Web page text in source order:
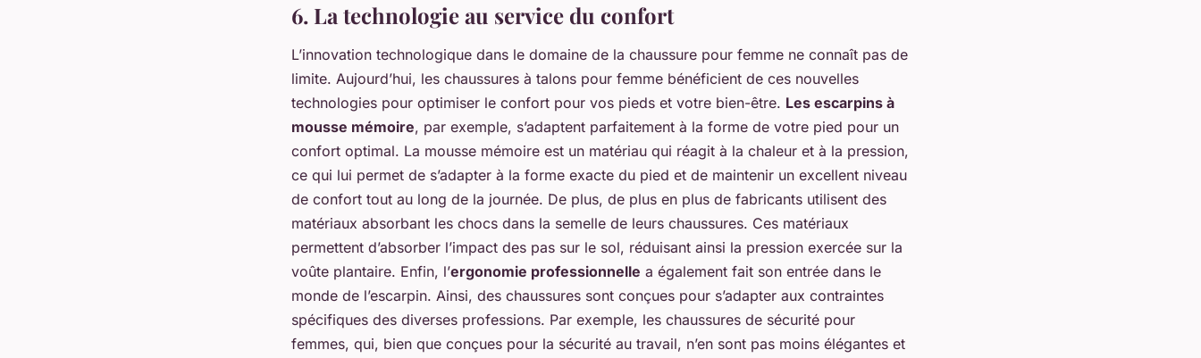
6. La technologie au service du confort
L’innovation technologique dans le domaine de la chaussure pour femme ne connaît pas de
limite. Aujourd’hui, les chaussures à talons pour femme bénéficient de ces nouvelles
technologies pour optimiser le confort pour vos pieds et votre bien-être. Les escarpins à
mousse mémoire, par exemple, s’adaptent parfaitement à la forme de votre pied pour un
confort optimal. La mousse mémoire est un matériau qui réagit à la chaleur et à la pression,
ce qui lui permet de s’adapter à la forme exacte du pied et de maintenir un excellent niveau
de confort tout au long de la journée. De plus, de plus en plus de fabricants utilisent des
matériaux absorbant les chocs dans la semelle de leurs chaussures. Ces matériaux
permettent d’absorber l’impact des pas sur le sol, réduisant ainsi la pression exercée sur la
voûte plantaire. Enfin, l’ergonomie professionnelle a également fait son entrée dans le
monde de l’escarpin. Ainsi, des chaussures sont conçues pour s’adapter aux contraintes
spécifiques des diverses professions. Par exemple, les chaussures de sécurité pour
femmes, qui, bien que conçues pour la sécurité au travail, n’en sont pas moins élégantes et